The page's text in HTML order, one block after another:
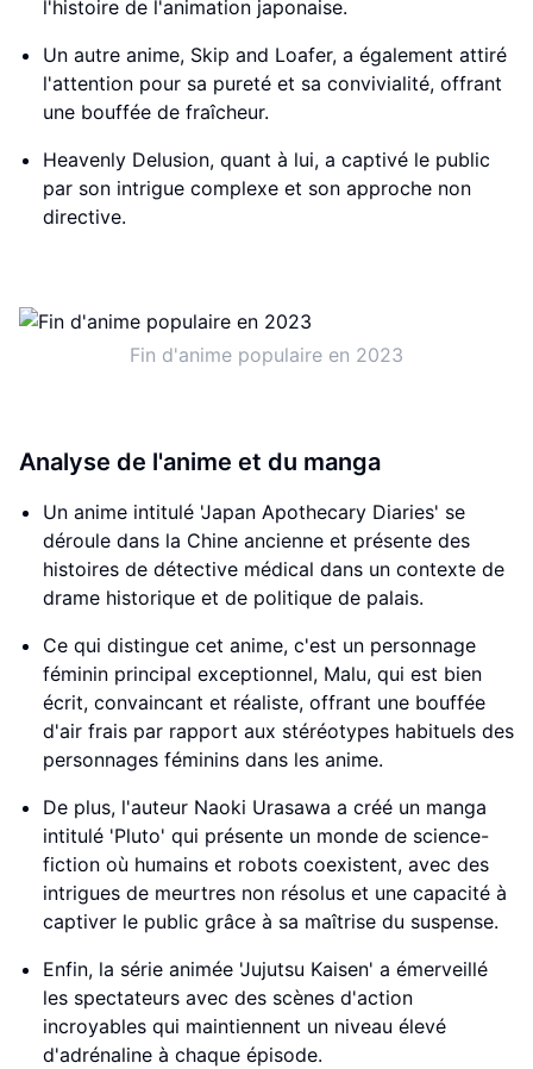
l'histoire de l'animation japonaise.
Un autre anime, Skip and Loafer, a également attiré
l'attention pour sa pureté et sa convivialité, offrant
une bouffée de fraîcheur.
Heavenly Delusion, quant à lui, a captivé le public
par son intrigue complexe et son approche non
directive.
Fin d'anime populaire en 2023
Analyse de l'anime et du manga
Un anime intitulé 'Japan Apothecary Diaries' se
déroule dans la Chine ancienne et présente des
histoires de détective médical dans un contexte de
drame historique et de politique de palais.
Ce qui distingue cet anime, c'est un personnage
féminin principal exceptionnel, Malu, qui est bien
écrit, convaincant et réaliste, offrant une bouffée
d'air frais par rapport aux stéréotypes habituels des
personnages féminins dans les anime.
De plus, l'auteur Naoki Urasawa a créé un manga
intitulé 'Pluto' qui présente un monde de science-
fiction où humains et robots coexistent, avec des
intrigues de meurtres non résolus et une capacité à
captiver le public grâce à sa maîtrise du suspense.
Enfin, la série animée 'Jujutsu Kaisen' a émerveillé
les spectateurs avec des scènes d'action
incroyables qui maintiennent un niveau élevé
d'adrénaline à chaque épisode.